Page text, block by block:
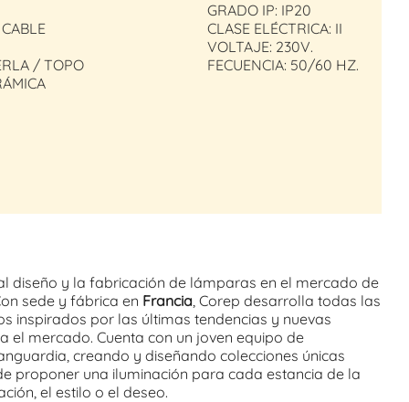
/ TOPO
GRADO IP: IP20
CLASE ELÉCTRICA: II
VOLTAJE: 230V.
FECUENCIA: 50/60 HZ.
diseño y la fabricación de lámparas en el mercado de
sede y fábrica en Francia, Corep desarrolla todas las
inspirados por las últimas tendencias y nuevas
el mercado. Cuenta con un joven equipo de
creando y diseñando colecciones únicas
proponer una iluminación para cada estancia de la
el estilo o el deseo.